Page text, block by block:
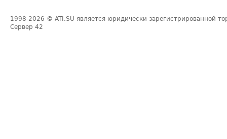
1998-2026 © ATI.SU является юридически зарегистрированной
Сервер 42